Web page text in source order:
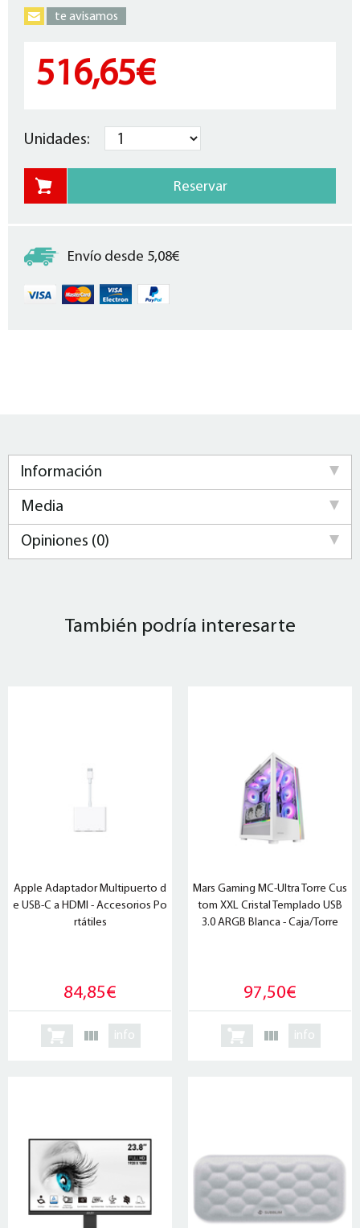
te avisamos
516,65€
Unidades:
Envío desde 5,08€
Información
Media
Opiniones (0)
También podría interesarte
Apple Adaptador Multipuerto d
e USB-C a HDMI - Accesorios Po
rtátiles
84,85€
info
Mars Gaming MC-Ultra Torre Cus
tom XXL Cristal Templado USB
3.0 ARGB Blanca - Caja/Torre
97,50€
info